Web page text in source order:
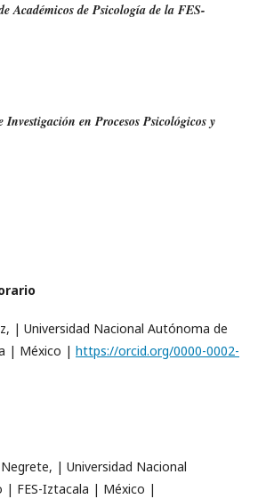
Académicos de Psicología de la FES-
Investigación en Procesos Psicológicos y
| Universidad Nacional Autónoma de
| México | https://orcid.org/0000-0002-
Negrete, | Universidad Nacional
| FES-Iztacala | México |